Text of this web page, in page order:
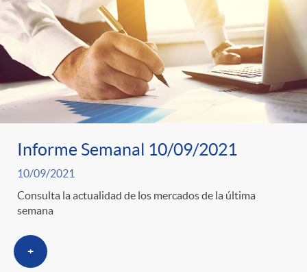
r
n
o
t
i
c
n
t
e
n
i
u
b
l
c
a
Informe Semanal 10/09/2021
10/09/2021
Consulta la actualidad de los mercados de la última
semana
+